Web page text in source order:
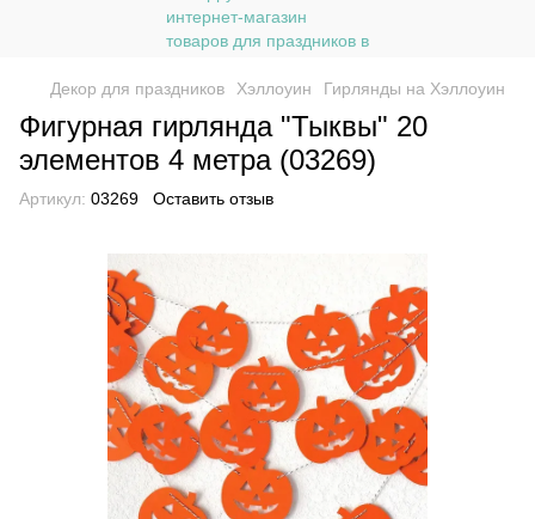
Декор для праздников Хэллоуин Гирлянды на Хэллоуин
Фигурная гирлянда "Тыквы" 20
элементов 4 метра (03269)
Артикул: 03269 Оставить отзыв